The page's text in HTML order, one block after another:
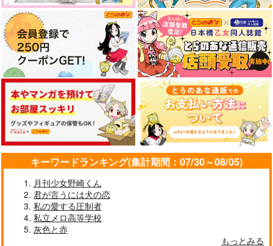
○○デビューはじめま
した
完全１度。
472円（税込）
KAITO×MEIKO
サンプル
作品詳細
illustration LOG3
taira.zip
787円（税込）
申鶴
サンプル
作品詳細
ELYTHORN ILLUSTR
ATION ARCHIVE
ふわふわたまごベーコ
ン
1,100円（税込）
エリジウム×ソーンズ
サンプル
作品詳細
キーワードランキング(集計期間：07/30～08/05)
月刊少女野崎くん
君が言うには犬の恋
私の愛する圧制者
私立メロ高等学校
灰色と赤
もっとみる